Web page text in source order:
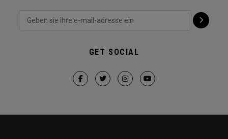
GET SOCIAL